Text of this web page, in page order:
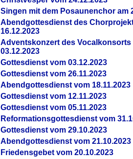
Singen mit dem Posaunenchor am
Abendgottesdienst des
16.12.2023
Adventskonzert des Vocalkonsorts
03.12.2023
Gottesdienst vom 03.12.2023
Gottesdienst vom 26.11.2023
Abendgottesdienst vom 18.11.2023
Gottesdienst vom 12.11.2023
Gottesdienst vom 05.11.2023
Reformationsgottesdienst vom
Gottesdienst vom 29.10.2023
Abendgottesdienst vom 21.10.2023
Friedensgebet vom 20.10.2023